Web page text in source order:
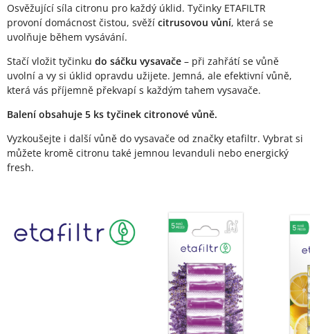
Popis produktu
Osvěžující síla citronu pro každý úklid. Tyčinky ETAFILTR
provoní domácnost čistou, svěží citrusovou vůní, která se
uvolňuje během vysávání.
Stačí vložit tyčinku do sáčku vysavače – při zahřátí se vůně
uvolní a vy si úklid opravdu užijete. Jemná, ale efektivní vůně,
která vás příjemně překvapí s každým tahem vysavače.
Balení obsahuje 5 ks tyčinek citronové vůně.
Vyzkoušejte i další vůně do vysavače od značky etafiltr. Vybrat si
můžete kromě citronu také jemnou levanduli nebo energický
fresh.